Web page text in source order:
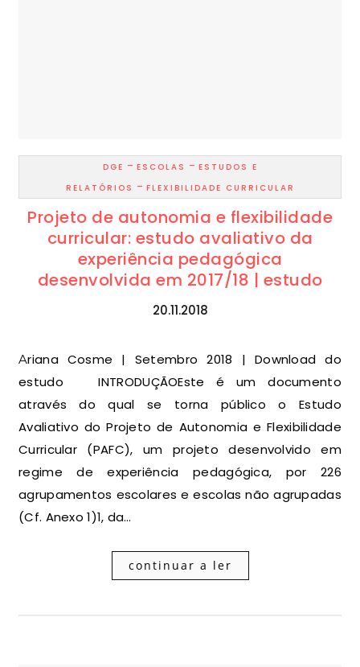
DGE - ESCOLAS - ESTUDOS E
RELATÓRIOS - FLEXIBILIDADE CURRICULAR
Projeto de autonomia e flexibilidade
curricular: estudo avaliativo da
experiência pedagógica
desenvolvida em 2017/18 | estudo
20.11.2018
Ariana Cosme | Setembro 2018 | Download do
estudo INTRODUÇÃOEste é um documento
através do qual se torna público o Estudo
Avaliativo do Projeto de Autonomia e Flexibilidade
Curricular (PAFC), um projeto desenvolvido em
regime de experiência pedagógica, por 226
agrupamentos escolares e escolas não agrupadas
(Cf. Anexo 1)1, da…
continuar a ler